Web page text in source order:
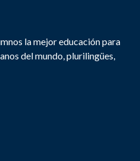
la mejor educación para
del mundo, plurilingües,